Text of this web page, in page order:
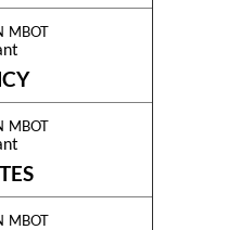
mbot
mbot
mbot